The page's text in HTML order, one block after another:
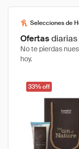
Selecciones de
Ofertasdiarias
No te pierdas
hoy.
33% off